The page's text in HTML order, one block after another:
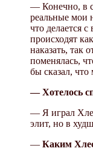
— Конечно, в
реальные мои
что делается
происходят
наказать, так
поменялась,
бы сказал,
— Хотелось
— Я играл
элит, но в
— Каким